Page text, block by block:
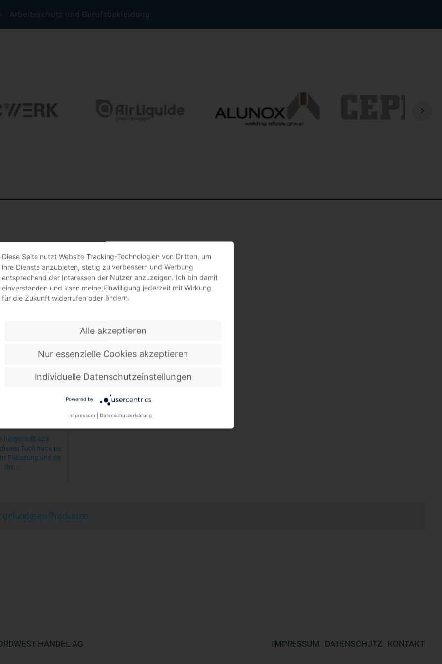
BEKLEIDUNG ZUBEHÖR
universal WELDAS
hergestellt aus
Tuch hat eine
Fütterung und an
der…
gefundenen Produkten
IMPRESSUM DATENSCHUTZ KONTAKT
HANDEL AG
Diese Seite nutzt Website Tracking-Technologien von Dritten, um
ihre Dienste anzubieten, stetig zu verbessern und Werbung
entsprechend der Interessen der Nutzer anzuzeigen. Ich bin damit
einverstanden und kann meine Einwilligung jederzeit mit Wirkung
für die Zukunft widerrufen oder ändern.
Alle akzeptieren
Nur essenzielle Cookies akzeptieren
Individuelle Datenschutzeinstellungen
Powered by
Impressum Datenschutzerklärung